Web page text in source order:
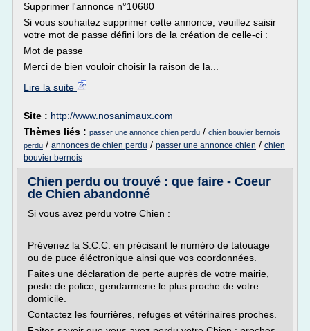
Supprimer l'annonce n°10680
Si vous souhaitez supprimer cette annonce, veuillez saisir
votre mot de passe défini lors de la création de celle-ci :
Mot de passe
Merci de bien vouloir choisir la raison de la...
Lire la suite
Site : http://www.nosanimaux.com
Thèmes liés : passer une annonce chien perdu / chien bouvier bernois
perdu / annonces de chien perdu / passer une annonce chien / chien
bouvier bernois
Chien perdu ou trouvé : que faire - Coeur
de Chien abandonné
Si vous avez perdu votre Chien :
Prévenez la S.C.C. en précisant le numéro de tatouage
ou de puce éléctronique ainsi que vos coordonnées.
Faites une déclaration de perte auprès de votre mairie,
poste de police, gendarmerie le plus proche de votre
domicile.
Contactez les fourrières, refuges et vétérinaires proches.